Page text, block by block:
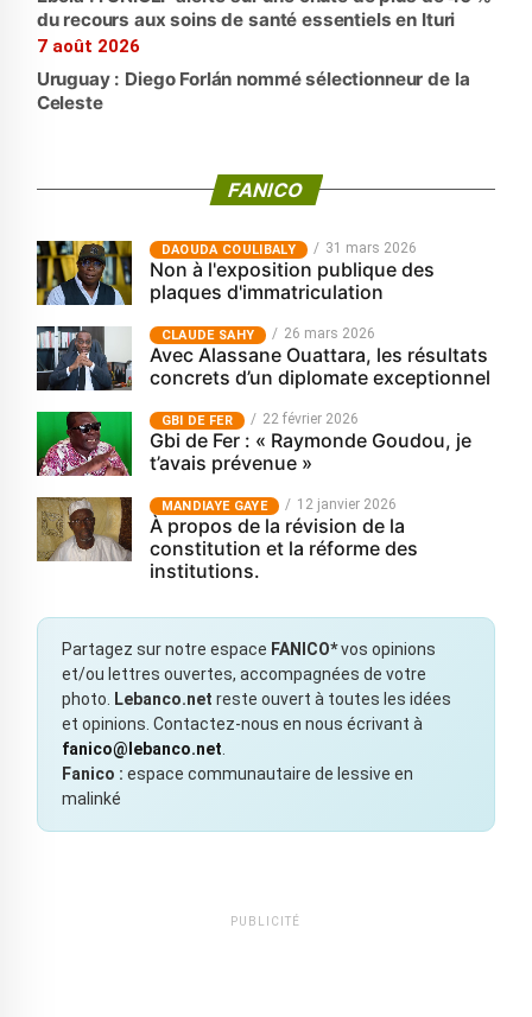
du recours aux soins de santé essentiels en Ituri
7 août 2026
Uruguay : Diego Forlán nommé sélectionneur de la
Celeste
FANICO
‎DAOUDA COULIBALY 31 mars 2026
Non à l'exposition publique des
plaques d'immatriculation
CLAUDE SAHY 26 mars 2026
Avec Alassane Ouattara, les résultats
concrets d’un diplomate exceptionnel
GBI DE FER 22 février 2026
Gbi de Fer : « Raymonde Goudou, je
t’avais prévenue »
MANDIAYE GAYE 12 janvier 2026
À propos de la révision de la
constitution et la réforme des
institutions.
Partagez sur notre espace FANICO*vos opinions
et/ou lettres ouvertes, accompagnées de votre
photo.
Lebanco.net reste ouvert à toutes les idées
et opinions. Contactez-nous en nous écrivant à
fanico@lebanco.net
Fanico : espace communautaire de lessive en
malinké
PUBLICITÉ